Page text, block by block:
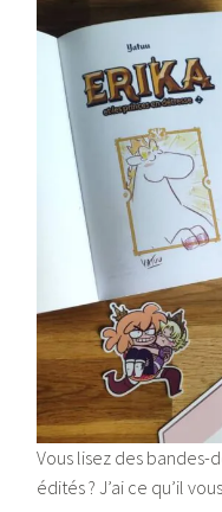
Vous lisez des bandes-
édités ? J’ai ce qu’il